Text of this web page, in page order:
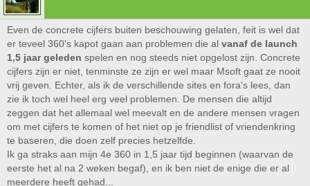
Even de concrete cijfers buiten beschouwing gelaten, feit is wel dat
er teveel 360's kapot gaan aan problemen die al vanaf de launch
1,5 jaar geleden spelen en nog steeds niet opgelost zijn. Concrete
cijfers zijn er niet, tenminste ze zijn er wel maar Msoft gaat ze nooit
vrij geven. Echter, als ik de verschillende sites en fora's lees, dan
zie ik toch wel heel erg veel problemen. De mensen die altijd
zeggen dat het allemaal wel meevalt en de andere mensen vragen
om met cijfers te komen of het niet op je friendlist of vriendenkring
te baseren, die doen zelf precies hetzelfde.
Ik ga straks aan mijn 4e 360 in 1,5 jaar tijd beginnen (waarvan de
eerste het al na 2 weken begaf), en ik ben niet de enige die er al
meerdere heeft gehad...